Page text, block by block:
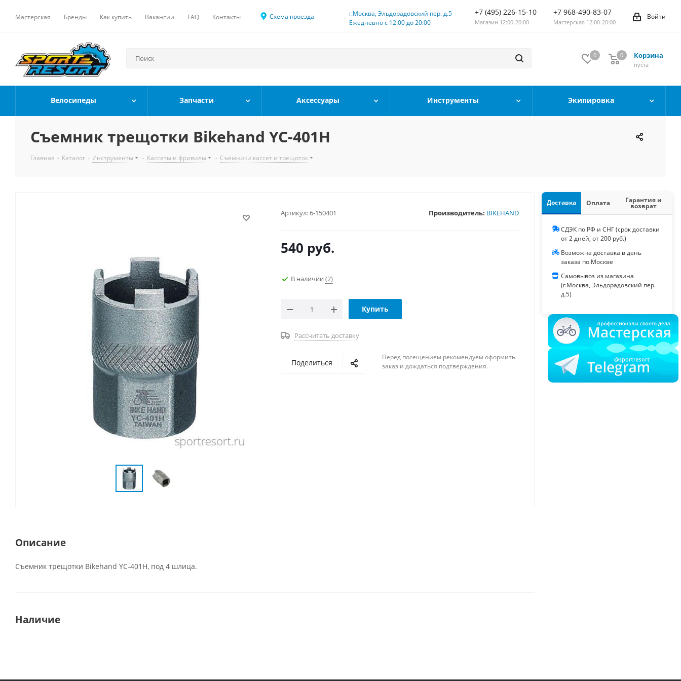
Мастерская Бренды Как купить Вакансии FAQ Контакты Схема проезда
г.Москва, Эльдорадовский пер. д.5
Ежедневно с 12:00 до 20:00
+7 (495) 226-15-10
Магазин 12:00-20:00
+7 968-490-83-07
Мастерская 12:00-20:00
Войти
0 Корзина
0
пуста
0
Велосипеды Запчасти Аксессуары Инструменты Экипировка
Съемник трещотки Bikehand YC-401H
Главная - Каталог - Инструменты - Кассеты и фривилы - Съемники кассет и трещоток
Артикул:6-150401 Производитель: BIKEHAND
540 руб.
В наличии (2)
Купить
Рассчитать доставку
Поделиться
Перед посещением рекомендуем оформить
заказ и дождаться подтверждения.
Описание
Съемник трещотки Bikehand YC-401H, под 4 шлица.
Наличие
Доставка Оплата Гарантия и
возврат
СДЭК по РФ и СНГ (срок доставки
от 2 дней, от 200 руб.)
Возможна доставка в день
заказа по Москве
Самовывоз из магазина
(г.Москва, Эльдорадовский пер.
д.5)